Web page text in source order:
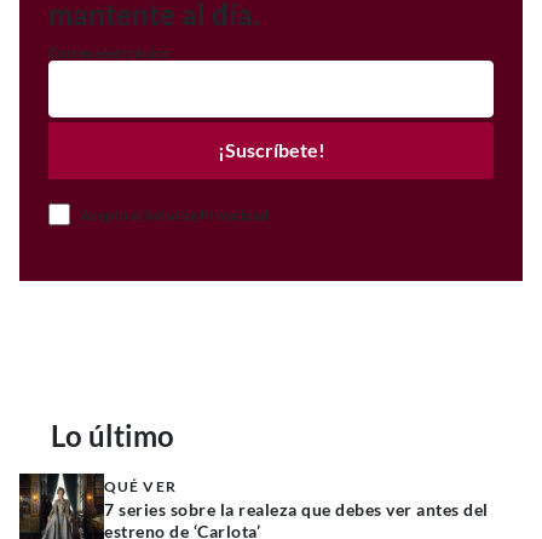
mantente al día.
Correo electrónico
¡Suscríbete!
Acepto el Aviso de Privacidad
Lo último
QUÉ VER
7 series sobre la realeza que debes ver antes del
estreno de ‘Carlota’